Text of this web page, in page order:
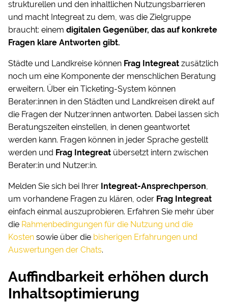
strukturellen und den inhaltlichen Nutzungsbarrieren
und macht Integreat zu dem, was die Zielgruppe
braucht: einem digitalen Gegenüber, das auf konkrete
Fragen klare Antworten gibt.
Städte und Landkreise können Frag Integreat zusätzlich
noch um eine Komponente der menschlichen Beratung
erweitern. Über ein Ticketing-System können
Berater:innen in den Städten und Landkreisen direkt auf
die Fragen der Nutzer:innen antworten. Dabei lassen sich
Beratungszeiten einstellen, in denen geantwortet
werden kann. Fragen können in jeder Sprache gestellt
werden und Frag Integreat übersetzt intern zwischen
Berater:in und Nutzer:in.
Melden Sie sich bei Ihrer Integreat-Ansprechperson,
um vorhandene Fragen zu klären, oder Frag Integreat
einfach einmal auszuprobieren. Erfahren Sie mehr über
die Rahmenbedingungen für die Nutzung und die
Kosten sowie über die bisherigen Erfahrungen und
Auswertungen der Chats.
Auffindbarkeit erhöhen durch
Inhaltsoptimierung